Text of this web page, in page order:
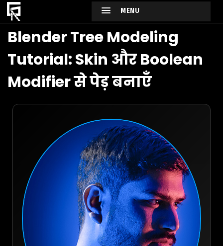
MENU
Blender Tree Modeling
Tutorial: Skin और Boolean
Modifier से पेड़ बनाएँ